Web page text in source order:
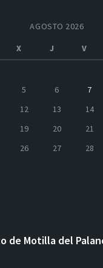
AGOSTO 2026
X J V
5 6 7
12 13 14
19 20 21
26 27 28
de Motilla del